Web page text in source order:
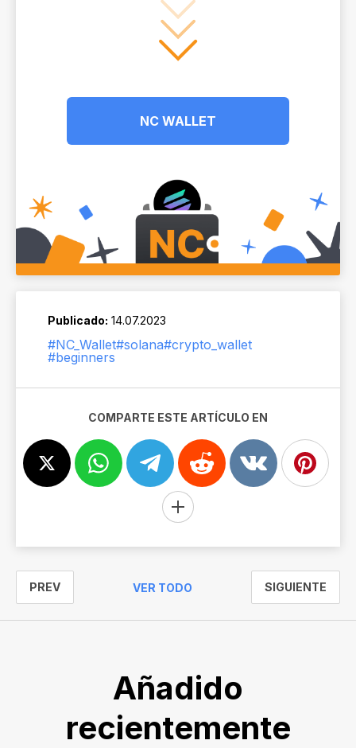
NC WALLET
Publicado: 14.07.2023
#NC_Wallet#solana#crypto_wallet
#beginners
COMPARTE ESTE ARTÍCULO EN
PREV VER TODO SIGUIENTE
Añadido
recientemente